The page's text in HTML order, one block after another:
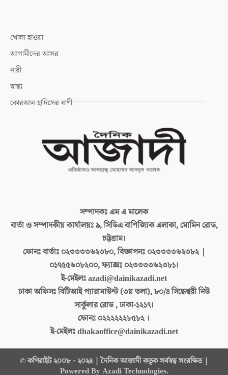
খোলা হাওয়া
আগামীদের আসর
নারী
স্বাস্থ্য
কোরআন হাদিসের বাণী
সম্পাদকঃএম এ মালেক
বার্তা ও সম্পাদকীয় কার্যালয়ঃ৯, সিডিএ বাণিজ্যিক এলাকা, মোমিন রোড,
চট্টগ্রাম।
ফোনঃ বার্তাঃ ০২৩৩৩৩৬২৩৮০, বিজ্ঞাপনঃ ০২৩৩৩৩৬২৩৮২ |
০১৭৫৫৬০৮২০০, ফ্যাক্সঃ ০২৩৩৩৩৬২৩৮১।
ই-মেইলঃazadi@dainikazadi.net
ঢাকা অফিসঃবিটিআই প্যারামাউন্ট (৩য় তলা), ৮০/৪ সিদ্ধেশ্বরী নিউ
সার্কুলার রোড , ঢাকা-১২১৭।
ফোনঃ ০২২২২২২৮৫৮২ ।
ই-মেইলঃdhakaoffice@dainikazadi.net
© কপিরাইট ২০০৮ - ২০২৪ | দৈনিক আজাদী কতৃক সর্বস্বত্ব সংরক্ষিত |
Powered By Azadi Technologies.